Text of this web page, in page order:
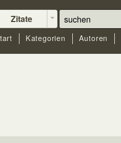
Zitate
Kategorien Autoren